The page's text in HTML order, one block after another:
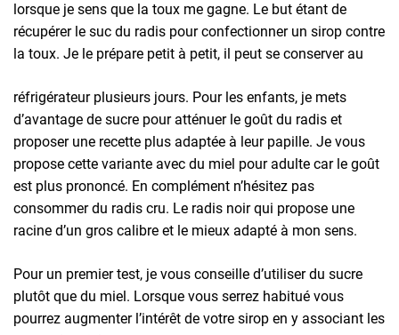
lorsque je sens que la toux me gagne. Le but étant de
récupérer le suc du radis pour confectionner un sirop contre
la toux. Je le prépare petit à petit, il peut se conserver au
réfrigérateur plusieurs jours. Pour les enfants, je mets
d’avantage de sucre pour atténuer le goût du radis et
proposer une recette plus adaptée à leur papille. Je vous
propose cette variante avec du miel pour adulte car le goût
est plus prononcé. En complément n’hésitez pas
consommer du radis cru. Le radis noir qui propose une
racine d’un gros calibre et le mieux adapté à mon sens.
Pour un premier test, je vous conseille d’utiliser du sucre
plutôt que du miel. Lorsque vous serrez habitué vous
pourrez augmenter l’intérêt de votre sirop en y associant les